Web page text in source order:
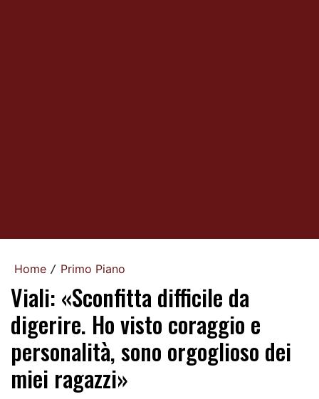
Home / Primo Piano
Viali: «Sconfitta difficile da
digerire. Ho visto coraggio e
personalità, sono orgoglioso dei
miei ragazzi»